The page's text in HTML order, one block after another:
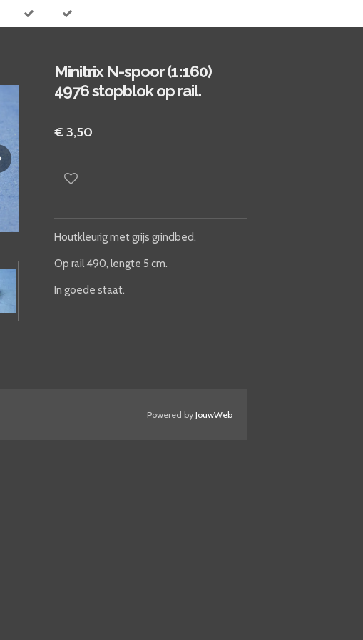
Minitrix N-spoor (1:160)
4976 stopblok op rail.
€ 3,50
Houtkleurig met grijs grindbed.
Op rail 490, lengte 5 cm.
In goede staat.
Powered byJouwWeb